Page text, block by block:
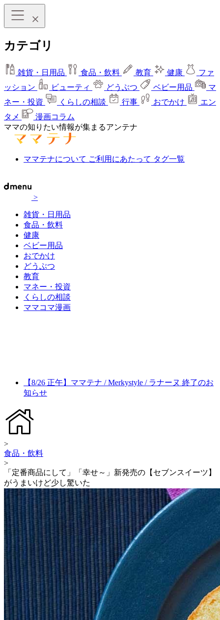
カテゴリ
雑貨・日用品 食品・飲料 教育 健康
ファ
ッション
ビューティ どうぶつ ベビー用品
マ
ネー・投資
くらしの相談 行事 おでかけ
エン
タメ
漫画コラム
ママの知りたい情報が集まるアンテナ
ママテナについて ご利用にあたって タグ一覧
>
雑貨・日用品
食品・飲料
健康
ベビー用品
おでかけ
どうぶつ
教育
マネー・投資
くらしの相談
ママコマ漫画
【8/26 正午】ママテナ / Merkystyle / ラナーヌ 終了のお
知らせ
>
食品・飲料
>
「定番商品にして」「幸せ～」新発売の【セブンスイーツ】
がうまいけど少し驚いた